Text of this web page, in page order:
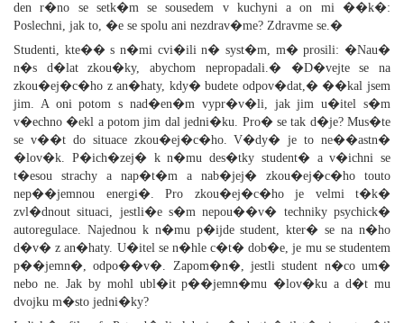
den r�no se setk�m se sousedem v kuchyni a on mi ��k�:
Poslechni, jak to, �e se spolu ani nezdrav�me? Zdravme se.�
Studenti, kte�� s n�mi cvi�ili n� syst�m, m� prosili: �Nau�
n�s d�lat zkou�ky, abychom nepropadali.� �D�vejte se na
zkou�ej�c�ho z an�haty, kdy� budete odpov�dat,� ��kal jsem
jim. A oni potom s nad�en�m vypr�v�li, jak jim u�itel s�m
v�echno �ekl a potom jim dal jedni�ku. Pro� se tak d�je? Mus�te
se v��t do situace zkou�ej�c�ho. V�dy� je to ne��astn�
�lov�k. P�ich�zej� k n�mu des�tky student� a v�ichni se
t�esou strachy a nap�t�m a nab�jej� zkou�ej�c�ho touto
nep��jemnou energi�. Pro zkou�ej�c�ho je velmi t�k�
zvl�dnout situaci, jestli�e s�m nepou��v� techniky psychick�
autoregulace. Najednou k n�mu p�ijde student, kter� se na n�ho
d�v� z an�haty. U�itel se n�hle c�t� dob�e, je mu se studentem
p��jemn�, odpo��v�. Zapom�n�, jestli student n�co um�
nebo ne. Jak by mohl ubl�it p��jemn�mu �lov�ku a d�t mu
dvojku m�sto jedni�ky?